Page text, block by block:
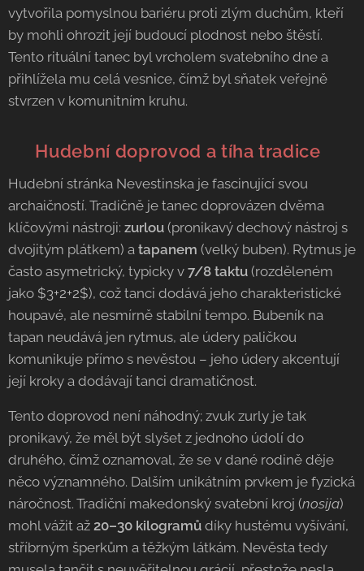
vytvořila pomyslnou bariéru proti zlým duchům, kteří
by mohli ohrozit její budoucí plodnost nebo štěstí.
Tento rituální tanec byl vrcholem svatebního dne a
přihlížela mu celá vesnice, čímž byl sňatek veřejně
stvrzen v komunitním kruhu.
🥁 Hudební doprovod a tíha tradice
Hudební stránka Nevestinska je fascinující svou
archaičností. Tradičně je tanec doprovázen dvěma
klíčovými nástroji: zurlou (pronikavý dechový nástroj s
dvojitým plátkem) a tapanem (velký buben). Rytmus je
často asymetrický, typicky v 7/8 taktu (rozděleném
jako $3+2+2$), což tanci dodává jeho charakteristické
houpavé, ale nesmírně stabilní tempo. Bubeník na
tapan neudává jen rytmus, ale údery paličkou
komunikuje přímo s nevěstou – jeho údery akcentují
její kroky a dodávají tanci dramatičnost.
Tento doprovod není náhodný; zvuk zurly je tak
pronikavý, že měl být slyšet z jednoho údolí do
druhého, čímž oznamoval, že se v dané rodině děje
něco významného. Dalším unikátním prvkem je fyzická
náročnost. Tradiční makedonský svatební kroj (nosija)
mohl vážit až 20–30 kilogramů díky hustému vyšívání,
stříbrným šperkům a těžkým látkám. Nevěsta tedy